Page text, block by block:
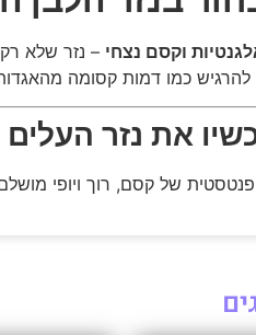
וקסם נצחי – נזר שלא
כמו דמות קסומה
את נזר
פנטסטית של קסם, רוך ויופי